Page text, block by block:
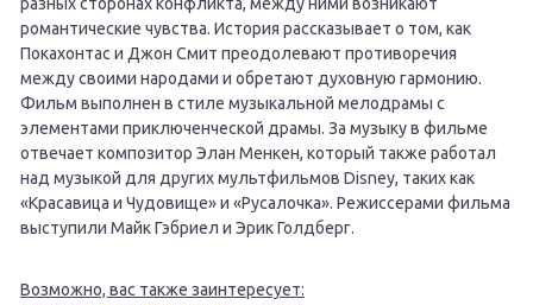
романтические чувства. История рассказывает о том, как
Покахонтас и Джон Смит преодолевают противоречия
между своими народами и обретают духовную гармонию.
Фильм выполнен в стиле музыкальной мелодрамы с
элементами приключенческой драмы. За музыку в фильме
отвечает композитор Элан Менкен, который также работал
над музыкой для других мультфильмов Disney, таких как
«Красавица и Чудовище» и «Русалочка». Режиссерами фильма
выступили Майк Гэбриел и Эрик Голдберг.
Возможно, вас также заинтересует: